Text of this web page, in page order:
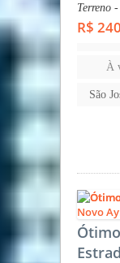
Terreno
R$
À
São